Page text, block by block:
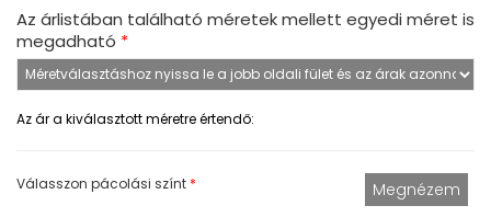
Az árlistában található méretek mellett egyedi méret is
megadható *
Az ár a kiválasztott méretre értendő:
Válasszon pácolási színt *